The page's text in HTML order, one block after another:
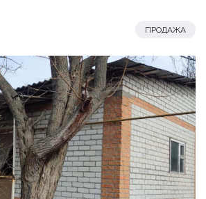
ПРОДАЖА